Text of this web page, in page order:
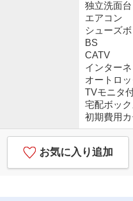
独立洗面台
エアコン
シューズ
BS
CATV
インター
オートロッ
TVモニタ
宅配ボック
初期費用カ
お気に入り追加